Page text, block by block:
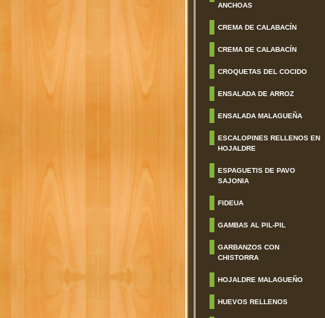
ANCHOAS
CREMA DE CALABACÍN
CREMA DE CALABACÍN
CROQUETAS DEL COCIDO
ENSALADA DE ARROZ
ENSALADA MALAGUEÑA
ESCALOPINES RELLENOS EN
HOJALDRE
ESPAGUETIS DE PAVO
SAJONIA
FIDEUA
GAMBAS AL PIL-PIL
GARBANZOS CON
CHISTORRA
HOJALDRE MALAGUEÑO
HUEVOS RELLENOS